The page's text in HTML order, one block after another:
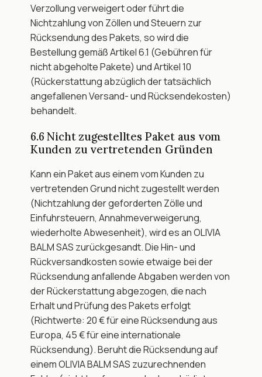
Verzollung verweigert oder führt die
Nichtzahlung von Zöllen und Steuern zur
Rücksendung des Pakets, so wird die
Bestellung gemäß Artikel 6.1 (Gebühren für
nicht abgeholte Pakete) und Artikel 10
(Rückerstattung abzüglich der tatsächlich
angefallenen Versand- und Rücksendekosten)
behandelt.
6.6 Nicht zugestelltes Paket aus vom
Kunden zu vertretenden Gründen
Kann ein Paket aus einem vom Kunden zu
vertretenden Grund nicht zugestellt werden
(Nichtzahlung der geforderten Zölle und
Einfuhrsteuern, Annahmeverweigerung,
wiederholte Abwesenheit), wird es an OLIVIA
BALM SAS zurückgesandt. Die Hin- und
Rückversandkosten sowie etwaige bei der
Rücksendung anfallende Abgaben werden von
der Rückerstattung abgezogen, die nach
Erhalt und Prüfung des Pakets erfolgt
(Richtwerte: 20 € für eine Rücksendung aus
Europa, 45 € für eine internationale
Rücksendung). Beruht die Rücksendung auf
einem OLIVIA BALM SAS zuzurechnenden